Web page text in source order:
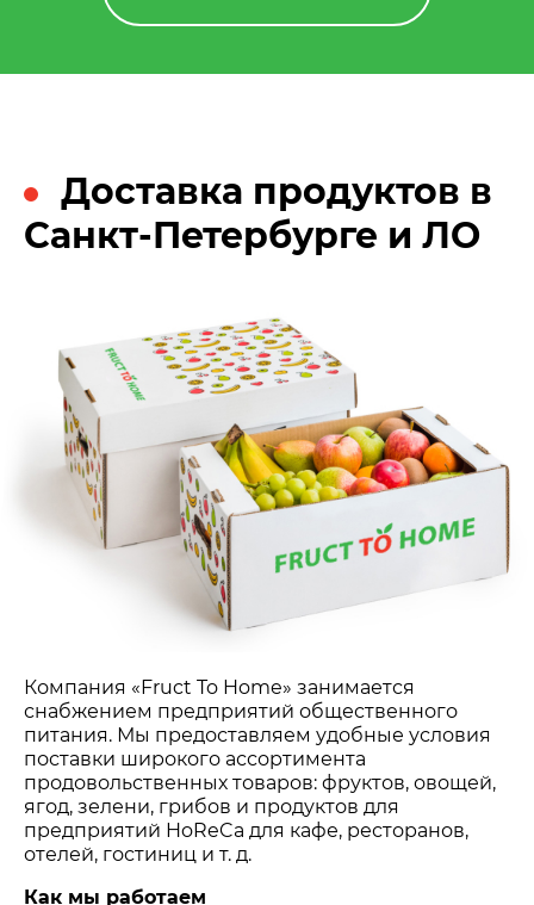
Доставка продуктов в
Санкт-Петербурге и ЛО
Компания «Fruct To Home» занимается
снабжением предприятий общественного
питания. Мы предоставляем удобные условия
поставки широкого ассортимента
продовольственных товаров: фруктов, овощей,
ягод, зелени, грибов и продуктов для
предприятий HoReCa для кафе, ресторанов,
отелей, гостиниц и т. д.
Как мы работаем